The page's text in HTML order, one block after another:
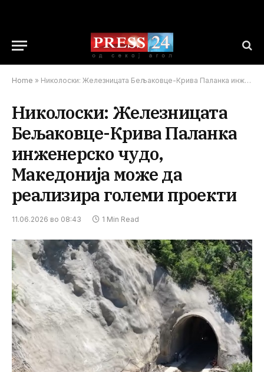
Home » Николоски: Железницата Бељаковце-Крива Паланка инженерско чудо, Македонија може да реализира големи проекти
Николоски: Железницата
Бељаковце-Крива Паланка
инженерско чудо,
Македонија може да
реализира големи проекти
11.06.2026 во 08:43 1 Min Read